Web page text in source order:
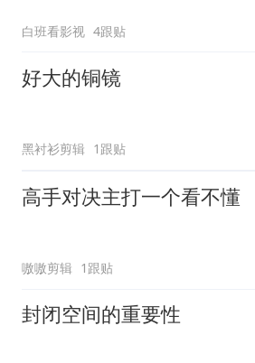
白班看影视 4跟贴
好大的铜镜
黑衬衫剪辑 1跟贴
高手对决主打一个看不懂
嗷嗷剪辑 1跟贴
封闭空间的重要性